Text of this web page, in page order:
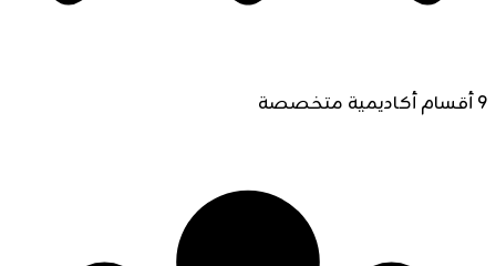
9 أقسام أكاديمية متخصصة